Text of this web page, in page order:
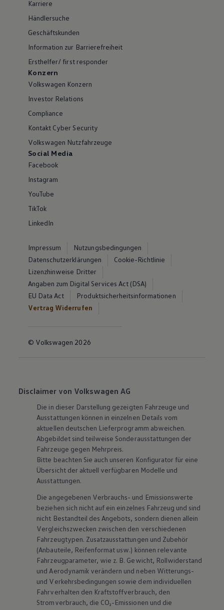
Karriere
Händlersuche
Geschäftskunden
Information zur Barrierefreiheit
Ersthelfer/ first responder
Konzern
Volkswagen Konzern
Investor Relations
Compliance
Kontakt Cyber Security
Volkswagen Nutzfahrzeuge
Social Media
Facebook
Instagram
YouTube
TikTok
LinkedIn
Impressum
Nutzungsbedingungen
Datenschutzerklärungen
Cookie-Richtlinie
Lizenzhinweise Dritter
Angaben zum Digital Services Act (DSA)
EU Data Act
Produktsicherheitsinformationen
Vertrag Widerrufen
© Volkswagen 2026
Disclaimer von Volkswagen AG
Die in dieser Darstellung gezeigten Fahrzeuge und
Ausstattungen können in einzelnen Details vom
aktuellen deutschen Lieferprogramm abweichen.
Abgebildet sind teilweise Sonderausstattungen der
Fahrzeuge gegen Mehrpreis.
Bitte beachten Sie auch unseren Konfigurator für eine
Übersicht der aktuell verfügbaren Modelle und
Ausstattungen.
Die angegebenen Verbrauchs- und Emissionswerte
beziehen sich nicht auf ein einzelnes Fahrzeug und sind
nicht Bestandteil des Angebots, sondern dienen allein
Vergleichszwecken zwischen den verschiedenen
Fahrzeugtypen. Zusatzausstattungen und Zubehör
(Anbauteile, Reifenformat usw.) können relevante
Fahrzeugparameter, wie z. B. Gewicht, Rollwiderstand
und Aerodynamik verändern und neben Witterungs-
und Verkehrsbedingungen sowie dem individuellen
Fahrverhalten den Kraftstoffverbrauch, den
Stromverbrauch, die CO₂-Emissionen und die